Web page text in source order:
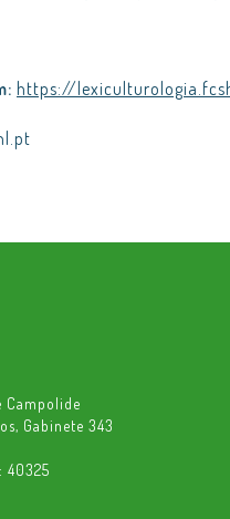
https://
Campolide
Gabinete 343
40325